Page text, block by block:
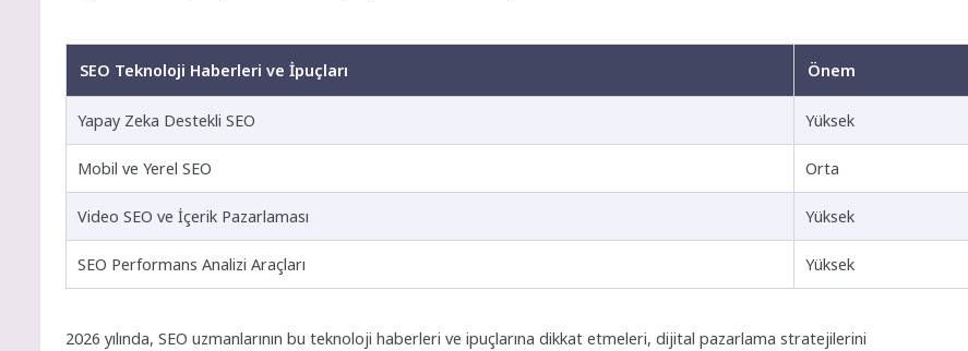
SEO Teknoloji Haberleri ve İpuçları Önem
Yapay Zeka Destekli SEO Yüksek
Mobil ve Yerel SEO Orta
Video SEO ve İçerik Pazarlaması Yüksek
SEO Performans Analizi Araçları Yüksek
2026 yılında, SEO uzmanlarının bu teknoloji haberleri ve ipuçlarına dikkat etmeleri, dijital pazarlama stratejilerini